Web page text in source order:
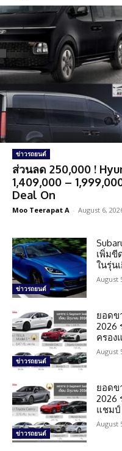
ข่าวรถยนต์
ส่วนลด 250,000 !
1,409,000 –
Deal On
Moo Teerapat A - August 6,
ข่าวรถยนต์
เพิ่มขี
ในรุ่น
August
ข่าวรถยนต์
ยอดข
2026
ครอง
August
ข่าวรถยนต์
ยอดข
2026
แชมป์
August